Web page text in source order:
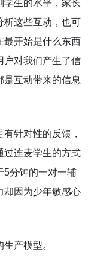
学生的水平，家长
析这些互动，也可
最开始是什么东西
户对我们产生了信
是互动带来的信息
针对性的反馈，
过连麦学生的方式
5分钟的一对一辅
却因为少年敏感心
产模型。